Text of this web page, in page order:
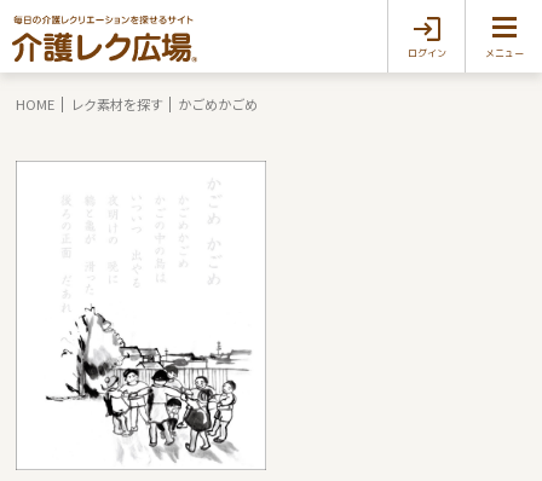
ログイン メニュー
HOME レク素材を探す かごめかごめ